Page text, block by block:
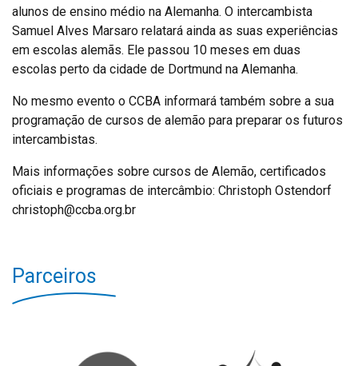
alunos de ensino médio na Alemanha. O intercambista
Samuel Alves Marsaro relatará ainda as suas experiências
em escolas alemãs. Ele passou 10 meses em duas
escolas perto da cidade de Dortmund na Alemanha.
No mesmo evento o CCBA informará também sobre a sua
programação de cursos de alemão para preparar os futuros
intercambistas.
Mais informações sobre cursos de Alemão, certificados
oficiais e programas de intercâmbio: Christoph Ostendorf
christoph@ccba.org.br
Parceiros